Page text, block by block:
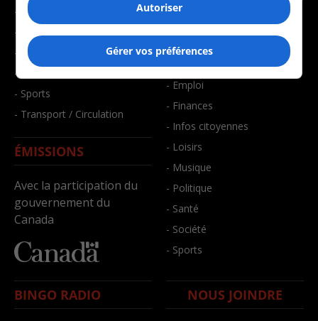
- Éducation
- Environnement
- Faits divers
- Santé et bien-être
- Sports
- Transport / Circulation
ÉMISSIONS
Avec la participation du
gouvernement du
Canada
- Affaires
- Art de vivre
- Bien-être
- Emploi
- Finances
- Infos citoyennes
- Loisirs
- Musique
- Politique
- Santé
- Société
- Sports
BINGO RADIO NOUS JOINDRE
Autoriser
Gérer vos préférences